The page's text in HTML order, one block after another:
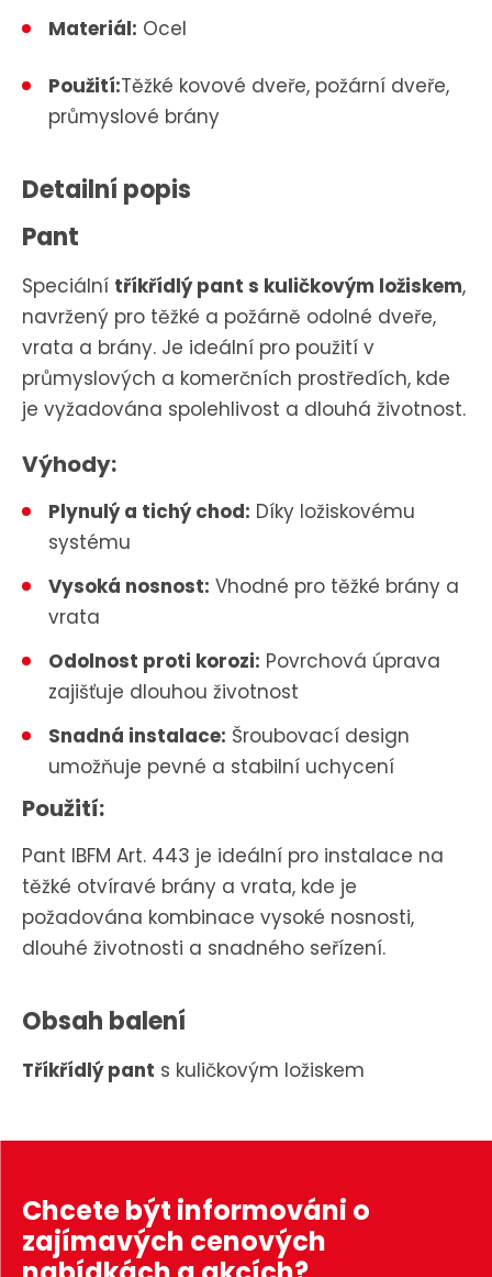
Materiál: Ocel
Použití:Těžké kovové dveře, požární dveře,
průmyslové brány
Detailní popis
Pant
Speciální tříkřídlý pant s kuličkovým ložiskem,
navržený pro těžké a požárně odolné dveře,
vrata a brány. Je ideální pro použití v
průmyslových a komerčních prostředích, kde
je vyžadována spolehlivost a dlouhá životnost.
Výhody:
Plynulý a tichý chod: Díky ložiskovému
systému
Vysoká nosnost: Vhodné pro těžké brány a
vrata
Odolnost proti korozi: Povrchová úprava
zajišťuje dlouhou životnost
Snadná instalace: Šroubovací design
umožňuje pevné a stabilní uchycení
Použití:
Pant IBFM Art. 443 je ideální pro instalace na
těžké otvíravé brány a vrata, kde je
požadována kombinace vysoké nosnosti,
dlouhé životnosti a snadného seřízení.
Obsah balení
Tříkřídlý pant s kuličkovým ložiskem
Chcete být informováni o
zajímavých cenových